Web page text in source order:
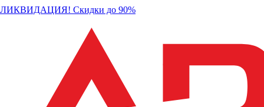
ЛИКВИДАЦИЯ! Скидки до 90%